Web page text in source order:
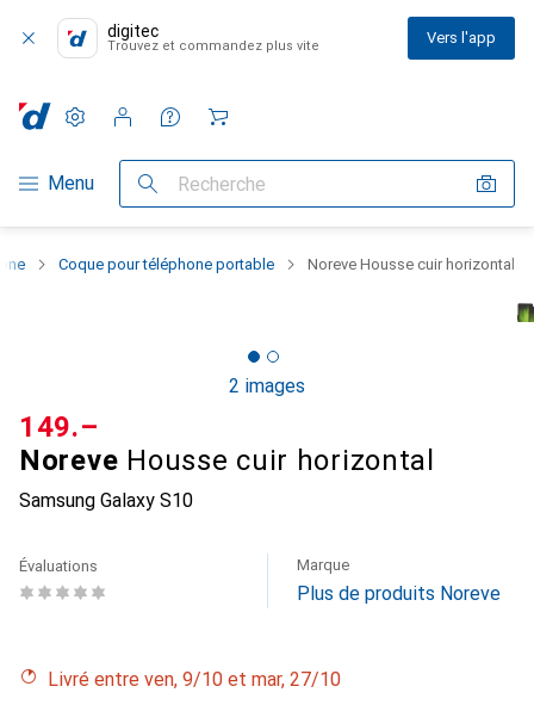
digitec
Trouvez et commandez plus vite Vers l'app
Navigation par catégorie
Menu Recherche
Paramètres
Compte client
Listes de comparaison
Listes d'envies
Panier
Coque pour téléphone portable Noreve Housse cuir horizontal
2 images
Noreve Housse cuir horizontal
Samsung Galaxy S10
CHF
149.–
Évaluations Marque
Plus de produits Noreve
Livré entre ven, 9/10 et mar, 27/10